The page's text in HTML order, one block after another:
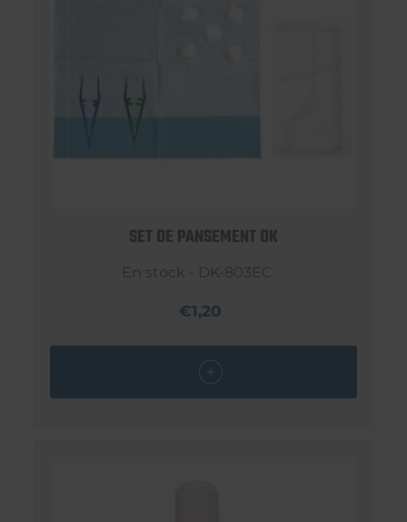
SET DE PANSEMENT DK
En stock - DK-803EC
€1,20